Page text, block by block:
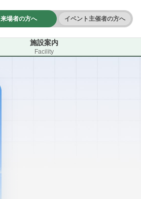
来場者の方へ イベント主催者の方へ
施設案内
Facility